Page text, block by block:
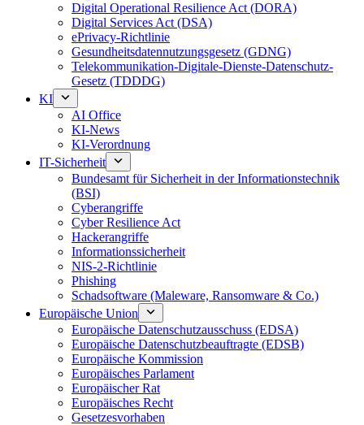
Digital Operational Resilience Act (DORA)
Digital Services Act (DSA)
ePrivacy-Richtlinie
Gesundheitsdatennutzungsgesetz (GDNG)
Telekommunikation-Digitale-Dienste-Datenschutz-
Gesetz (TDDDG)
KI
AI Office
KI-News
KI-Verordnung
IT-Sicherheit
Bundesamt für Sicherheit in der Informationstechnik
(BSI)
Cyberangriffe
Cyber Resilience Act
Hackerangriffe
Informationssicherheit
NIS-2-Richtlinie
Phishing
Schadsoftware (Maleware, Ransomware & Co.)
Europäische Union
Europäische Datenschutzausschuss (EDSA)
Europäische Datenschutzbeauftragte (EDSB)
Europäische Kommission
Europäisches Parlament
Europäischer Rat
Europäisches Recht
Gesetzesvorhaben